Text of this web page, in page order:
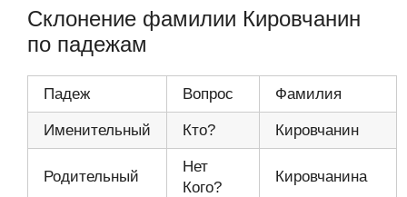
Склонение фамилии Кировчанин
по падежам
Падеж Вопрос Фамилия
Именительный Кто? Кировчанин
Родительный
Нет
Кого?
Кировчанина